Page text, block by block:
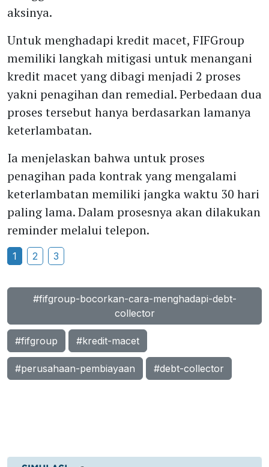
aksinya.
Untuk menghadapi kredit macet, FIFGroup
memiliki langkah mitigasi untuk menangani
kredit macet yang dibagi menjadi 2 proses
yakni penagihan dan remedial. Perbedaan dua
proses tersebut hanya berdasarkan lamanya
keterlambatan.
Ia menjelaskan bahwa untuk proses
penagihan pada kontrak yang mengalami
keterlambatan memiliki jangka waktu 30 hari
paling lama. Dalam prosesnya akan dilakukan
reminder melalui telepon.
1 2 3
#fifgroup-bocorkan-cara-menghadapi-debt-
collector
#fifgroup #kredit-macet
#perusahaan-pembiayaan #debt-collector